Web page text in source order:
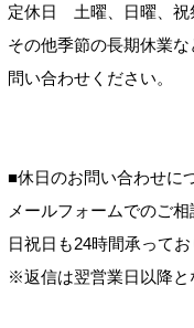
定休日 土曜、日曜、祝
その他季節の長期休業
問い合わせください。
■休日のお問い合わせに
メールフォームでのご
日祝日も24時間承ってお
※返信は翌営業日以降と